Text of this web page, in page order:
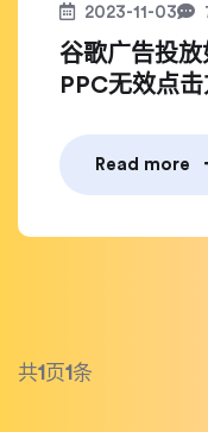
2023-11-03
谷歌广告投
PPC无效点
Read more
共1 页1条